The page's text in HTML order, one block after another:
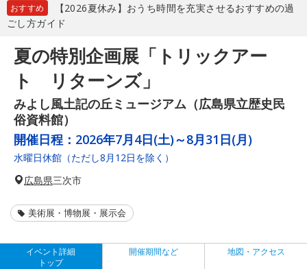
おすすめ
【2026夏休み】おうち時間を充実させるおすすめの過
ごし方ガイド
夏の特別企画展「トリックアー
ト リターンズ」
みよし風土記の丘ミュージアム（広島県立歴史民
俗資料館）
開催日程： 2026年7月4日(土)～8月31日(月)
水曜日休館（ただし8月12日を除く）
広島県三次市
美術展・博物展・展示会
イベント詳細
トップ
開催期間など 地図・アクセス